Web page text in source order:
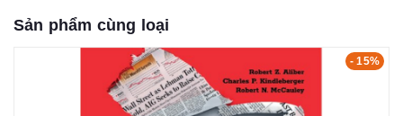
Sản phẩm cùng loại
- 15%